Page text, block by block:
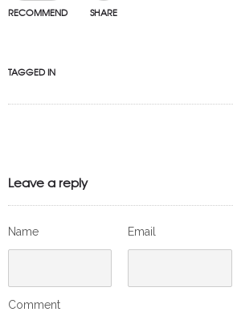
RECOMMEND SHARE
TAGGED IN
Leave a reply
Name Email
Comment